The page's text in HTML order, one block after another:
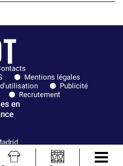
Mentions légales
Publicité
Recrutement
en